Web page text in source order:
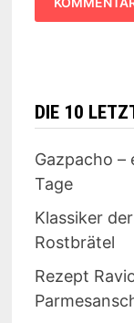
DIE 10
Gazpacho –
Tage
Klassiker
Rostbrätel
Rezept